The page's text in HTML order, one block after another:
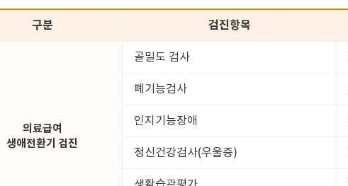
구분 검진항목
의료급여
생애전환기 검진
골밀도 검사
폐기능검사
인지기능장애
정신건강검사(우울증)